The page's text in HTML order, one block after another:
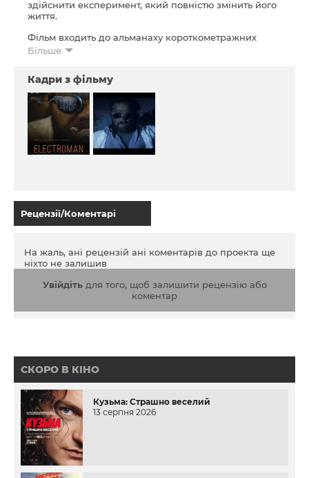
здійснити експеримент, який повністю змінить його
життя.
Фільм входить до альманаху короткометражних
фільмівУкраїнська Нова Хвиля: Runaway
Більше
Кадри з фільму
Рецензії/Коментарі
На жаль, ані рецензій ані коментарів до проекта ще
ніхто не залишив
Увійдітьдля того, щоб залишити рецензію або
коментар
СКОРО В КІНО
Кузьма: Страшно веселий
13 серпня 2026